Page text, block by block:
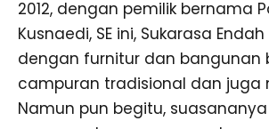
2012, dengan pemilik bernama
Kusnaedi, SE ini, Sukarasa
dengan furnitur dan bangunan
campuran tradisional dan juga
Namun pun begitu,